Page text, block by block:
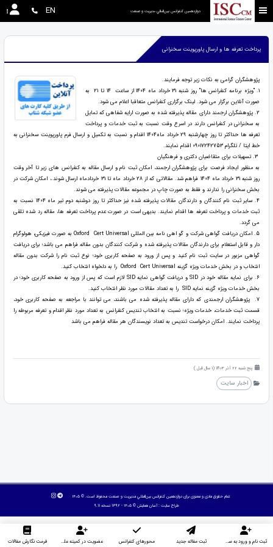
دوازدهمین كنفرانس بين‌المللي مديريت و صنعت EN
پرداخت تعرفه ها و ارسال پاورپوینت سخنرانی
پژوهشگران گرامی به نکات زیر توجه فرمایند.
1. "ویژه برنامه کنفرانس ها" روز شنبه 31 خرداد ماه 1404 از ساعت 14 تا 21 به
صورت آنلاین برگزار می شود. لینک برگزاری کنفرانس متعاقبا اعلام می شود.
2. پژوهشگران ارجمند دارای مقاله پذیرفته شده به صورت ارایه شفاهی که تمایل
به سخنرانی در کنفرانس دارند در اسرع وقت نسبت به ثبت خدمات و پرداخت
تعرفه ها حداکثر تا روز چهارشنبه 29 خرداد ماه1404 اقدام و نسبت به تکمیل و ارسال فرم پاورپوینت سخنرانی به
خط ایتا / تلگرام 09017242753 اقدام نمایند.
به منظور ایجاد فرصت برای پژوهشگران ارجمند، امکان ثبت نام و ارسال مقاله به کنفرانس های زیر تا آخر وقت
روز شنبه 31 خرداد ماه 1404 فراهم شد. مقالاتی که از 28 خرداد ماه تا 31 خردادماه ارسال شوند.، امکان شرکت در
بخش سخنرانی را ندارند و فقط به صورت چاپ در مجموعه مقالات پذیرفته می شوند.
4. سایر ثبت نام کنندگان و دارندگان مقالات پذیرفته شده نیز حداکثر تا روز دوشنبه دوم تیر ماه 1404 نسبت به
ثبت خدمات و پرداخت تعرفه ها اقدام نمایند. بدیهی است در صورت عدم پرداخت تعرفه ها، مقاله رد شده تلقی
می گردد.
5. امکان دریافت گواهی شرکت و گو اهی نامه بین المللی Oxford Cert Universal به صورت فیزیکی، هولوگرام
دار و قابل استعلام برای دارندگان مقالات پذیرفته شده و شرکت کنندگان بدون مقاله فراهم می باشد؛ برای دریافت
گواهی مزبور در سایت ثبت نام کنید و پس از ورود به صفحه کاربری خود؛ نوع ثبت نام را شرکت بدون مقاله
انتخاب و در بخش خدمات ویژه گزینه Oxford Cert Universal را به دلخواه انتخاب کنید.
6. برای نمایه مقاله خود در SID و دریافت گواهی نمایه SID لازم است که پس از ورود به صفحه کاربری خود؛ در
بخش خدمات ویژه گزینه نمایه SID را به تعداد مقالات مورد نظر انتخاب کنید.
7. پژوهشگران ارجمندی که دارای مقاله پذیرفته شده می باشند، می توانند با مراجعه به صفحه کاربری خود،
قسمت ثبت خدمات، خدمات ویژه؛ نسبت به انتخاب تندیس کنفرانس به تعداد مورد نظر اقدام و تعرفه مربوطه را
پرداخت نمایند. امکان درخواست تندیس به تعداد نویسندگان هر مقاله فراهم می باشد
پنج شنبه 22 آذر 1403 (1 سال قبل )
اخبار سایت
تمام حقوق مادی و معنوی برای دوازدهمین كنفرانس بين‌المللي مديريت و صنعت محفوظ است. © ۱۴۰۵
طراح سایت :آسان همایش © ۱۴۰۵ - 1392 نسخه 9.11
ثبت نام و ورود به سایت ثبت مقاله جدید محورهای کنفرانس عضویت در کمیته علمی داوران فرمت نگارش مقالات